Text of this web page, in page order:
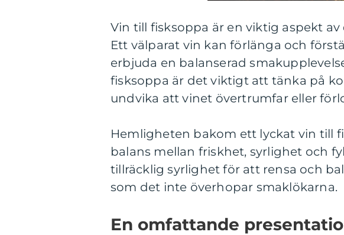
Vin till fisksoppa är en viktig aspekt
Ett välparat vin kan förlänga och
erbjuda en balanserad
fisksoppa är det viktigt att tänka på
undvika att vinet övertrumfar eller
Hemligheten bakom ett lyckat vin till
balans mellan friskhet, syrlighet och
tillräcklig syrlighet för att rensa och
som det inte överhopar smaklökarna.
En omfattande